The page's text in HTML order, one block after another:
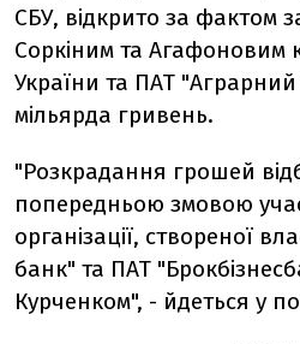
СБУ, відкрито за фактом
Соркіним та Агафоновим
України та ПАТ "Аграрний
мільярда гривень.
"Розкрадання грошей
попередньою змовою
організації, створеної
банк" та ПАТ
Курченком", - йдеться у